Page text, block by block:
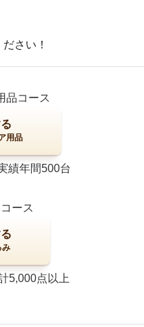
さい！
品コース
用品
績年間500台
ース
み
5,000点以上